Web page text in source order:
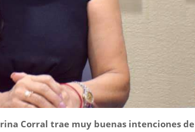
Corral trae muy buenas intenciones de